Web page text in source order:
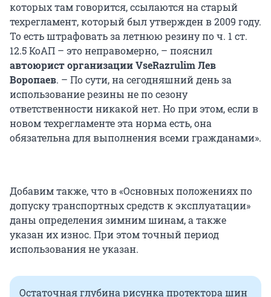
которых там говорится, ссылаются на старый
техрегламент, который был утвержден в 2009 году.
То есть штрафовать за летнюю резину по ч. 1 ст.
12.5 КоАП – это неправомерно, – пояснил
автоюрист организации VseRazrulim Лев
Воропаев. – По сути, на сегодняшний день за
использование резины не по сезону
ответственности никакой нет. Но при этом, если в
новом техрегламенте эта норма есть, она
обязательна для выполнения всеми гражданами».
Добавим также, что в «Основных положениях по
допуску транспортных средств к эксплуатации»
даны определения зимним шинам, а также
указан их износ. При этом точный период
использования не указан.
Остаточная глубина рисунка протектора шин